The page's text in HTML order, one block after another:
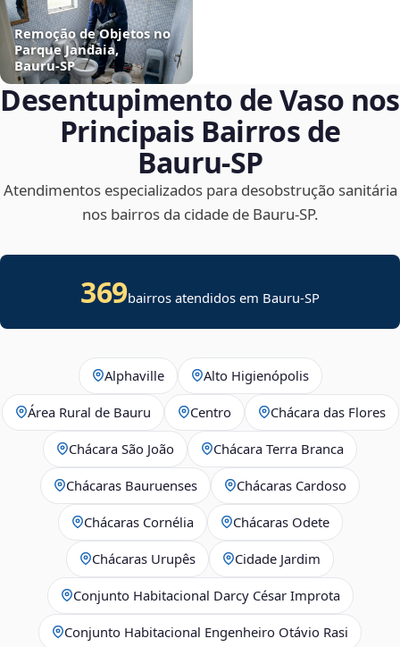
Remoção de Objetos no
Parque Jandaia,
Bauru‑SP
Desentupimento de Vaso nos
Principais Bairros de
Bauru‑SP
Atendimentos especializados para desobstrução sanitária
nos bairros da cidade de Bauru‑SP.
369bairros atendidos em Bauru-SP
Alphaville Alto Higienópolis
Área Rural de Bauru Centro Chácara das Flores
Chácara São João Chácara Terra Branca
Chácaras Bauruenses Chácaras Cardoso
Chácaras Cornélia Chácaras Odete
Chácaras Urupês Cidade Jardim
Conjunto Habitacional Darcy César Improta
Conjunto Habitacional Engenheiro Otávio Rasi